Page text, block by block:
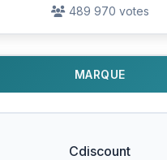
489 970 votes
MARQUE
Cdiscount